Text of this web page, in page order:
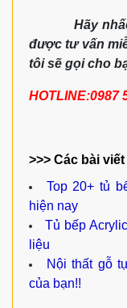
Hãy nhấc
được tư vấn
tôi sẽ gọi cho
HOTLINE:0987
>>> Các bài
Top 20+ tủ
hiện nay
Tủ bếp
liệu
Nội thất gỗ
của bạn!!